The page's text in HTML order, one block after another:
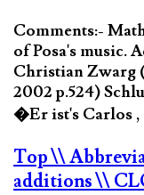
Comments:-
of Posa's music.
Christian Zwarg
2002 p.524)
�Er ist's Carlos ,
Top\\
additions\\